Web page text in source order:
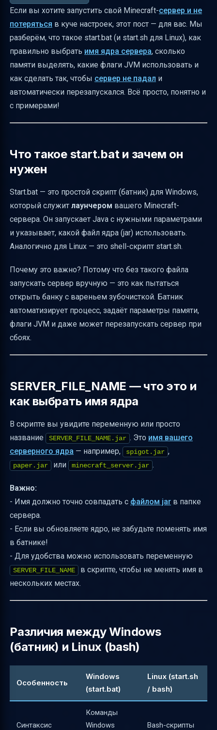
(bash)
Минимальная и рекомендуемая память для
сервера Minecraft
Как выбрать значения Xmx и Xms
Флаги JVM для производительности: что и
Пример start.bat с флагами для Windows
Как правильно использовать
производительности
Ведение журнала сборки мусора (GC
logging)
Как правильно структурировать скрипты и
где их хранить
Пример итогового файла start.bat с
пояснениями
Частые ошибки и как их исправлять
Итог: как сделать start.bat для Minecraft-
сервера
Если вы хотите запустить свой Minecraft-сервер и не
потеряться в куче настроек, этот пост — для вас. Мы
разберём, что такое start.bat (и start.sh для Linux), как
правильно выбрать имя ядра сервера, сколько
памяти выделять, какие флаги JVM использовать и
как сделать так, чтобы сервер не падал и
автоматически перезапускался. Всё просто, понятно и
с примерами!
Что такое start.bat и зачем он
нужен
Start.bat — это простой скрипт (батник) для Windows,
который служит лаунчером вашего Minecraft-
сервера. Он запускает Java с нужными параметрами
и указывает, какой файл ядра (jar) использовать.
Аналогично для Linux — это shell-скрипт start.sh.
Почему это важно? Потому что без такого файла
запускать сервер вручную — это как пытаться
открыть банку с вареньем зубочисткой. Батник
автоматизирует процесс, задаёт параметры памяти,
флаги JVM и даже может перезапускать сервер при
сбоях.
SERVER_FILE_NAME — что это и
как выбрать имя ядра
В скрипте вы увидите переменную или просто
название
SERVER_FILE_NAME.jar . Это имя вашего
серверного ядра — например, spigot.jar ,
paper.jar или minecraft_server.jar .
Важно:
- Имя должно точно совпадать с файлом jar в папке
сервера.
- Если вы обновляете ядро, не забудьте поменять имя
в батнике!
- Для удобства можно использовать переменную
SERVER_FILE_NAME
в скрипте, чтобы не менять имя в
нескольких местах.
Различия между Windows
(батник) и Linux (bash)
Особенность
Windows
(start.bat)
Linux (start.sh
/ bash)
Синтаксис
Команды
Windows
Bash-скрипты